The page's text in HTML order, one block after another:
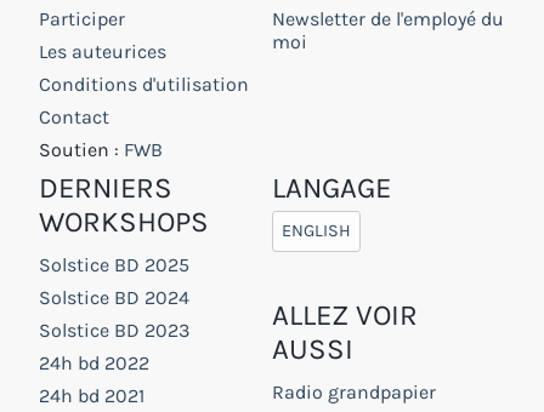
Participer
Les auteurices
Conditions d'utilisation
Contact
Soutien : FWB
Newsletter de l'employé du
moi
DERNIERS
WORKSHOPS
Solstice BD 2025
Solstice BD 2024
Solstice BD 2023
24h bd 2022
24h bd 2021
LANGAGE
ENGLISH
ALLEZ VOIR
AUSSI
Radio grandpapier